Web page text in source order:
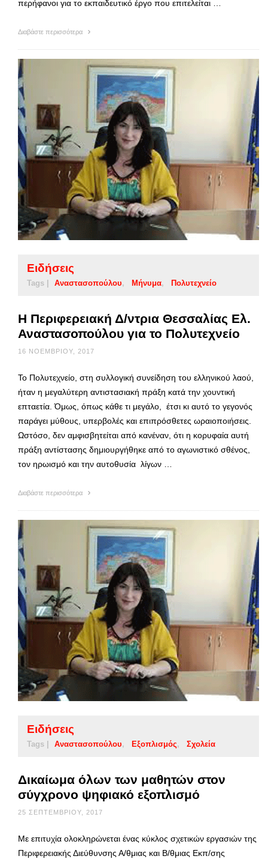
περήφανοι για το εκπαιδευτικό έργο που επιτελείται …
Διαβάστε περισσότερα
Ειδήσεις
Tags | Αναστασοπούλου Μήνυμα Πολυτεχνείο
Η Περιφερειακή Δ/ντρια Θεσσαλίας Ελ.
Αναστασοπούλου για το Πολυτεχνείο
16 ΝΟΕΜΒΡΊΟΥ, 2017
Το Πολυτεχνείο, στη συλλογική συνείδηση του ελληνικού λαού,
ήταν η μεγαλύτερη αντιστασιακή πράξη κατά την χουντική
επταετία. Όμως, όπως κάθε τι μεγάλο, έτσι κι αυτό το γεγονός
παράγει μύθους, υπερβολές και επιπρόσθετες ωραιοποιήσεις.
Ωστόσο, δεν αμφισβητείται από κανέναν, ότι η κορυφαία αυτή
πράξη αντίστασης δημιουργήθηκε από το αγωνιστικό σθένος,
τον ηρωισμό και την αυτοθυσία λίγων …
Διαβάστε περισσότερα
Ειδήσεις
Tags | Αναστασοπούλου Εξοπλισμός Σχολεία
Δικαίωμα όλων των μαθητών στον
σύγχρονο ψηφιακό εξοπλισμό
25 ΣΕΠΤΕΜΒΡΊΟΥ, 2017
Με επιτυχία ολοκληρώνεται ένας κύκλος σχετικών εργασιών της
Περιφερειακής Διεύθυνσης Α/θμιας και Β/θμιας Εκπ/σης